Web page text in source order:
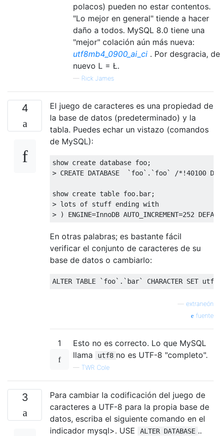
polacos) pueden no estar contentos.
"Lo mejor en general" tiende a hacer
daño a todos. MySQL 8.0 tiene una
"mejor" colación aún más nueva:
utf8mb4_0900_ai_ci . Por desgracia, de
nuevo L = Ł.
— Rick James
4
El juego de caracteres es una propiedad de
la base de datos (predeterminado) y la
tabla. Puedes echar un vistazo (comandos
de MySQL):
show create database foo;
> CREATE DATABASE ` foo`.` foo` /*!40100
show create table foo. bar;
> lots of stuff ending with
>
) ENGINE=InnoDB AUTO_INCREMENT=252
En otras palabras; es bastante fácil
verificar el conjunto de caracteres de su
base de datos o cambiarlo:
ALTER TABLE ` foo`.` bar` CHARACTER SET utf8
extraneón
fuente
1
Esto no es correcto. Lo que MySQL
llama
utf8 no es UTF-8 "completo".
— TWR Cole
3
Para cambiar la codificación del juego de
caracteres a UTF-8 para la propia base de
datos, escriba el siguiente comando en el
indicador mysql>. USE
ALTER DATABASE ..